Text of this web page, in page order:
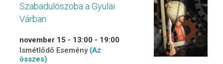
Szabadulószoba a Gyulai
Várban
november 15 - 13:00 - 19:00
Ismétlődő Esemény (Az
összes)